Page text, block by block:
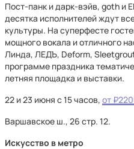
Пост-панк и дарк-вэйв, goth и
десятка исполнителей ждут
культуры. На суперфесте
мощного вокала и отличного
Линда, ЛЕДЪ, Deform,
программе праздника
летняя площадка и выставки.
22 и 23 июня с 15 часов, от
Варшавское ш., 26 стр. 12.
Искусство в метро